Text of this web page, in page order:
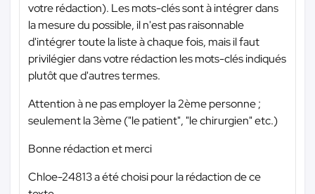
votre rédaction). Les mots-clés sont à intégrer dans
la mesure du possible, il n'est pas raisonnable
d'intégrer toute la liste à chaque fois, mais il faut
privilégier dans votre rédaction les mots-clés indiqués
plutôt que d'autres termes.
Attention à ne pas employer la 2ème personne ;
seulement la 3ème ("le patient", "le chirurgien" etc.)
Bonne rédaction et merci
Chloe-24813 a été choisi pour la rédaction de ce